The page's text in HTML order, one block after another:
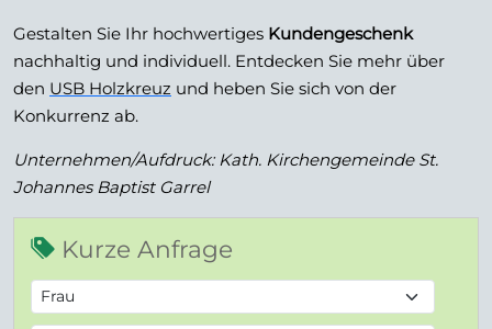
Gestalten Sie Ihr hochwertiges Kundengeschenk
nachhaltig und individuell. Entdecken Sie mehr über
den USB Holzkreuz und heben Sie sich von der
Konkurrenz ab.
Unternehmen/Aufdruck: Kath. Kirchengemeinde St.
Johannes Baptist Garrel
Kurze Anfrage